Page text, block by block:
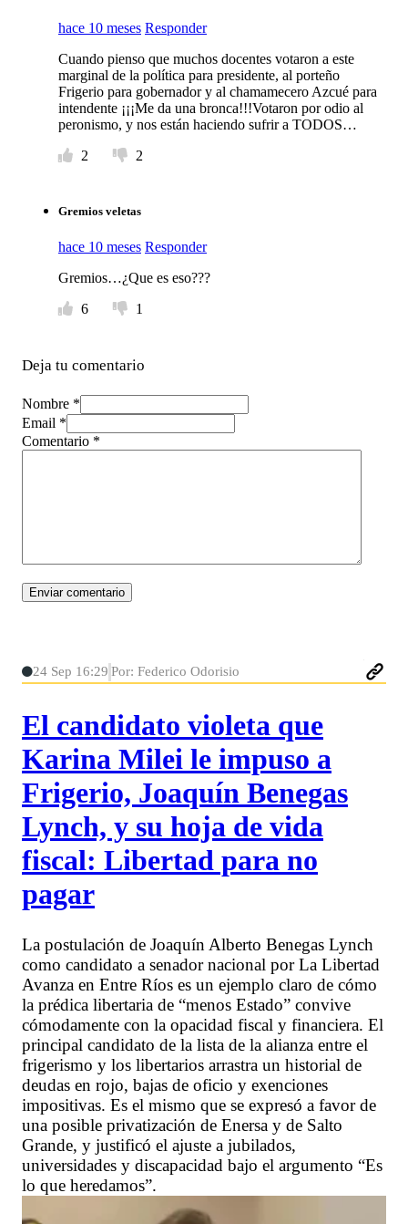
hace 10 meses Responder
Cuando pienso que muchos docentes votaron a este
marginal de la política para presidente, al porteño
Frigerio para gobernador y al chamamecero Azcué para
intendente ¡¡¡Me da una bronca!!!Votaron por odio al
peronismo, y nos están haciendo sufrir a TODOS…
2
2
Gremios veletas
hace 10 meses Responder
Gremios…¿Que es eso???
6
1
Deja tu comentario
Nombre *
Email *
Comentario *
24 Sep 16:29 Por: Federico Odorisio
El candidato violeta que
Karina Milei le impuso a
Frigerio, Joaquín Benegas
Lynch, y su hoja de vida
fiscal: Libertad para no
pagar
La postulación de Joaquín Alberto Benegas Lynch
como candidato a senador nacional por La Libertad
Avanza en Entre Ríos es un ejemplo claro de cómo
la prédica libertaria de “menos Estado” convive
cómodamente con la opacidad fiscal y financiera. El
principal candidato de la lista de la alianza entre el
frigerismo y los libertarios arrastra un historial de
deudas en rojo, bajas de oficio y exenciones
impositivas. Es el mismo que se expresó a favor de
una posible privatización de Enersa y de Salto
Grande, y justificó el ajuste a jubilados,
universidades y discapacidad bajo el argumento “Es
lo que heredamos”.